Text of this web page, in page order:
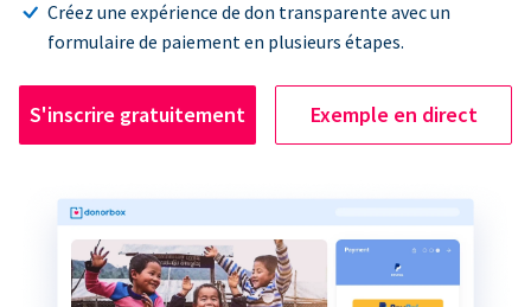
Créez une expérience de don transparente avec un
formulaire de paiement en plusieurs étapes.
S'inscrire gratuitement Exemple en direct